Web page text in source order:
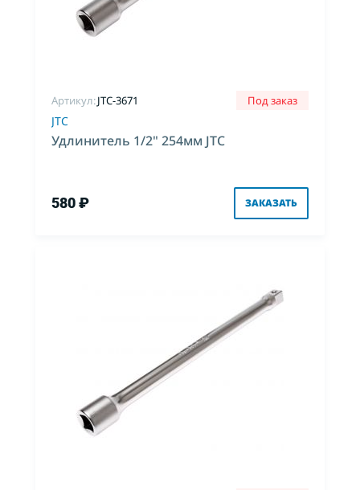
Артикул:JTC-3671 Под заказ
JTC
Удлинитель 1/2" 254мм JTC
580 ₽ ЗАКАЗАТЬ